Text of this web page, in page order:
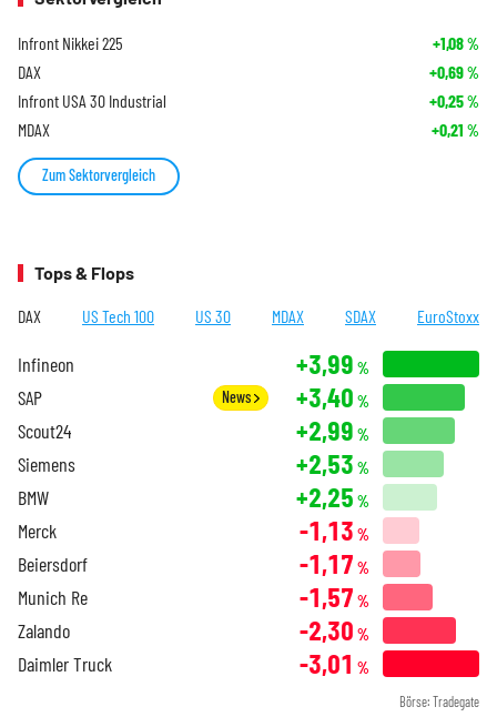
Infront Nikkei 225 +1,08%
DAX +0,69%
Infront USA 30 Industrial +0,25%
MDAX +0,21 %
Zum Sektorvergleich
Tops & Flops
DAX US Tech 100 US 30 MDAX SDAX EuroStoxx
Infineon +3,99 %
SAP News +3,40 %
Scout24 +2,99 %
Siemens +2,53 %
BMW +2,25 %
Merck -1,13 %
Beiersdorf -1,17 %
Munich Re -1,57 %
Zalando -2,30 %
Daimler Truck -3,01 %
Börse: Tradegate